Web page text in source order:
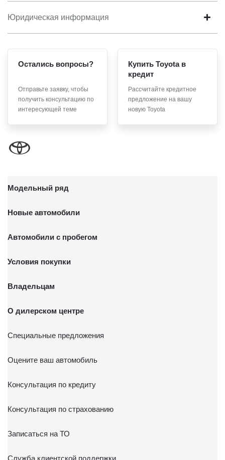
Юридическая информация
Остались вопросы?
Отправьте заявку, чтобы
получить консультацию по
интересующей теме
Купить Toyota в
кредит
Рассчитайте кредитное
предложение на вашу
новую Toyota
Модельный ряд
Новые автомобили
Автомобили с пробегом
Условия покупки
Владельцам
О дилерском центре
Специальные предложения
Оцените ваш автомобиль
Консультация по кредиту
Консультация по страхованию
Записаться на ТО